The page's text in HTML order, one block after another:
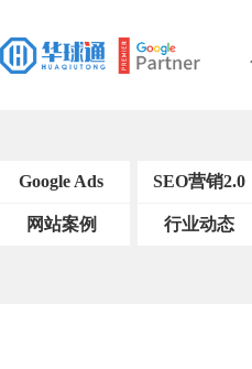
Google Ads SEO营销2.0
SEO基础知识
网站案例 行业动态